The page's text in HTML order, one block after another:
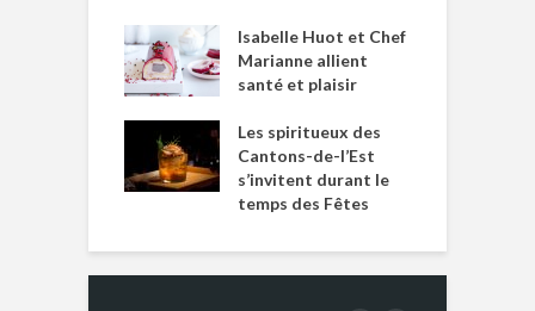
Isabelle Huot et Chef
Marianne allient
santé et plaisir
Les spiritueux des
Cantons-de-l’Est
s’invitent durant le
temps des Fêtes